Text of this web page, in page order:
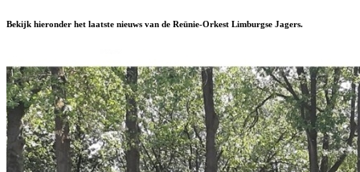
Bekijk hieronder het laatste nieuws van de Reünie-Orkest Limburgse Jagers.